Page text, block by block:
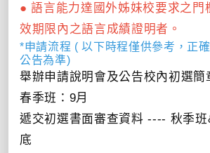
● 語言能力達國外姊妹校要求之門
效期限內之語言成績證明者。
*申請流程 ( 以下時程僅供參考，正
公告為準)
舉辦申請說明會及公告校內初選
春季班：9月
遞交初選書面審查資料 ---- 秋季班
底